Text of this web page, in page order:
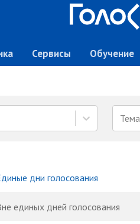
Сервисы Обучение
Тема
дни голосования
единых дней голосования